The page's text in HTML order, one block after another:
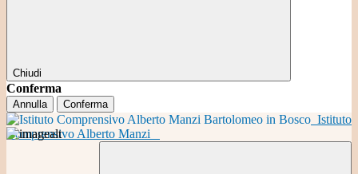
Chiudi
Conferma
Annulla Conferma
Istituto
Comprensivo Alberto Manzi